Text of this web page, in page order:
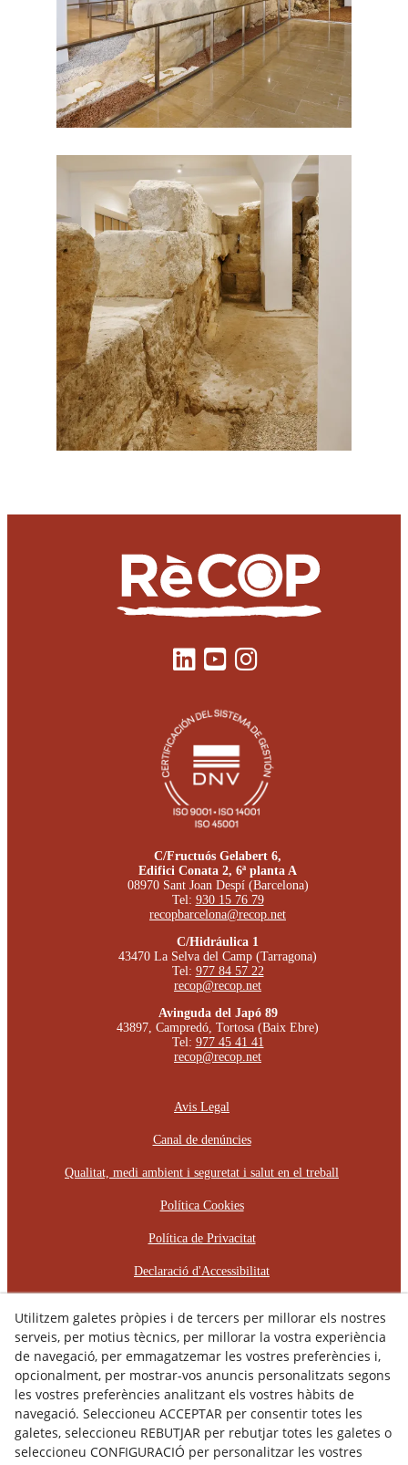
C/Fructuós Gelabert 6,
Edifici Conata 2, 6ª planta A
08970 Sant Joan Despí (Barcelona)
Tel: 930 15 76 79
recopbarcelona@recop.net
C/Hidráulica 1
43470 La Selva del Camp (Tarragona)
Tel: 977 84 57 22
recop@recop.net
Avinguda del Japó 89
43897, Campredó, Tortosa (Baix Ebre)
Tel: 977 45 41 41
recop@recop.net
Avis Legal
Canal de denúncies
Qualitat, medi ambient i seguretat i salut en el treball
Política Cookies
Política de Privacitat
Declaració d'Accessibilitat
Protocol d'Assetjament Laboral
© 08/2026 RÈCOP RESTAURACIONS
ARQUITECTÒNIQUES, S.L. - Tots els drets reservats.
Utilitzem galetes pròpies i de tercers per millorar els nostres
serveis, per motius tècnics, per millorar la vostra experiència
de navegació, per emmagatzemar les vostres preferències i,
opcionalment, per mostrar-vos anuncis personalitzats segons
les vostres preferències analitzant els vostres hàbits de
navegació. Seleccioneu ACCEPTAR per consentir totes les
galetes, seleccioneu REBUTJAR per rebutjar totes les galetes o
seleccioneu CONFIGURACIÓ per personalitzar les vostres